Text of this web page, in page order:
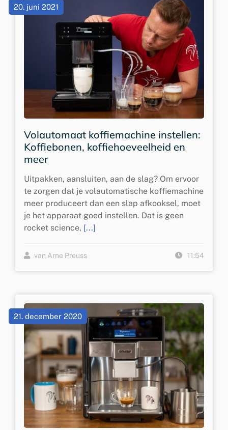
20. juni 2021
Volautomaat koffiemachine instellen:
Koffiebonen, koffiehoeveelheid en
meer
Uitpakken, aansluiten, aan de slag? Om ervoor
te zorgen dat je volautomatische koffiemachine
meer produceert dan een slap afkooksel, moet
je het apparaat goed instellen. Dat is geen
rocket science, [...]
van Arne Preuss 11:54
21. december 2020